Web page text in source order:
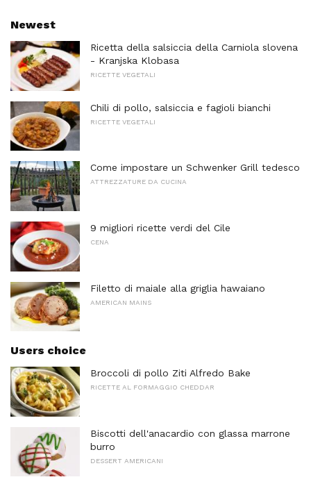
Newest
Ricetta della salsiccia della Carniola slovena
- Kranjska Klobasa
RICETTE VEGETALI
Chili di pollo, salsiccia e fagioli bianchi
RICETTE VEGETALI
Come impostare un Schwenker Grill tedesco
ATTREZZATURE DA CUCINA
9 migliori ricette verdi del Cile
CENA
Filetto di maiale alla griglia hawaiano
AMERICAN MAINS
Users choice
Broccoli di pollo Ziti Alfredo Bake
RICETTE AL FORMAGGIO CHEDDAR
Biscotti dell'anacardio con glassa marrone
burro
DESSERT AMERICANI